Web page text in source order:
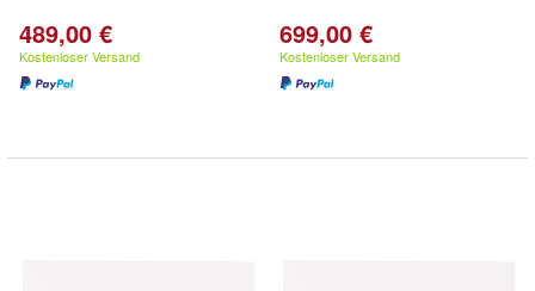
489,00 €
Kostenloser Versand
699,00 €
Kostenloser Versand